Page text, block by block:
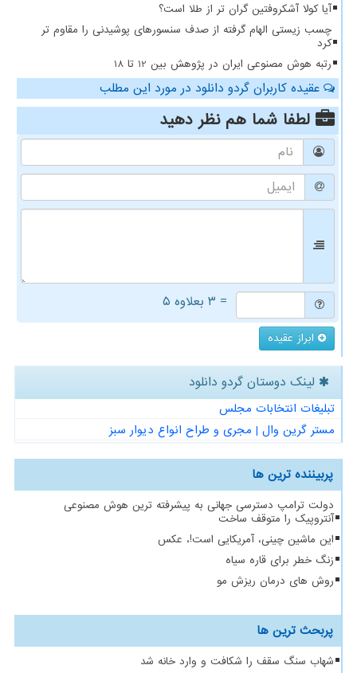
آیا کولا آشکروفتین گران تر از طلا است؟
چسب زیستی الهام گرفته از صدف سنسورهای پوشیدنی را مقاوم تر
کرد
رتبه هوش مصنوعی ایران در پژوهش بین 12 تا 18
عقیده کاربران گردو دانلود در مورد این مطلب
لطفا شما همنظر دهید
= ۳ بعلاوه ۵
ابراز عقیده
لینک دوستان گردو دانلود
تبلیغات انتخابات مجلس
مستر گرین وال | مجری و طراح انواع دیوار سبز
پربیننده ترین ها
دولت ترامپ دسترسی جهانی به پیشرفته ترین هوش مصنوعی
آنتروپیک را متوقف ساخت
این ماشین چینی، آمریکایی است!، عکس
زنگ خطر برای قاره سیاه
روش های درمان ریزش مو
پربحث ترین ها
شهاب سنگ سقف را شکافت و وارد خانه شد